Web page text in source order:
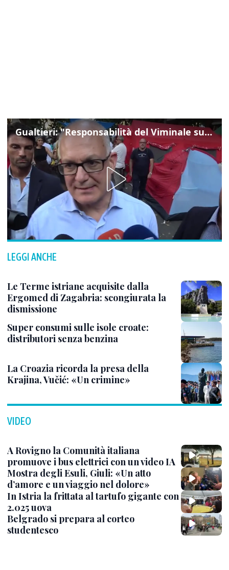
Gualtieri: "Responsabilità del Viminale su Spin Time? La posizione dei partiti è nota"
LEGGI ANCHE
Le Terme istriane acquisite dalla
Ergomed di Zagabria: scongiurata la
dismissione
Super consumi sulle isole croate:
distributori senza benzina
La Croazia ricorda la presa della
Krajina, Vučić: «Un crimine»
VIDEO
A Rovigno la Comunità italiana
promuove i bus elettrici con un video IA
Mostra degli Esuli, Giuli: «Un atto
d’amore e un viaggio nel dolore»
In Istria la frittata al tartufo gigante con
2.025 uova
Belgrado si prepara al corteo
studentesco